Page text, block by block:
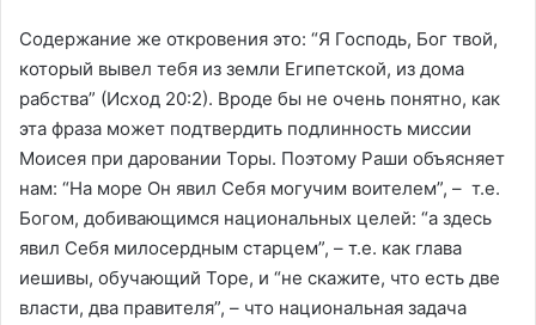
Содержание же откровения это: “Я Господь, Бог твой,
который вывел тебя из земли Египетской, из дома
рабства” (Исход 20:2). Вроде бы не очень понятно, как
эта фраза может подтвердить подлинность миссии
Моисея при даровании Торы. Поэтому Раши объясняет
нам: “На море Он явил Себя могучим воителем”, – т.е.
Богом, добивающимся национальных целей: “а здесь
явил Себя милосердным старцем”, – т.е. как глава
иешивы, обучающий Торе, и “не скажите, что есть две
власти, два правителя”, – что национальная задача